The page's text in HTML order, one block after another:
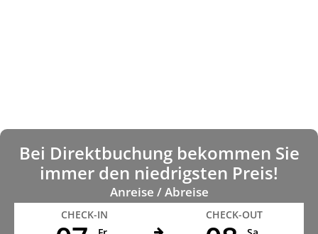
Bei Direktbuchung bekommen Sie
immer den niedrigsten Preis!
Anreise / Abreise
CHECK-IN CHECK-OUT